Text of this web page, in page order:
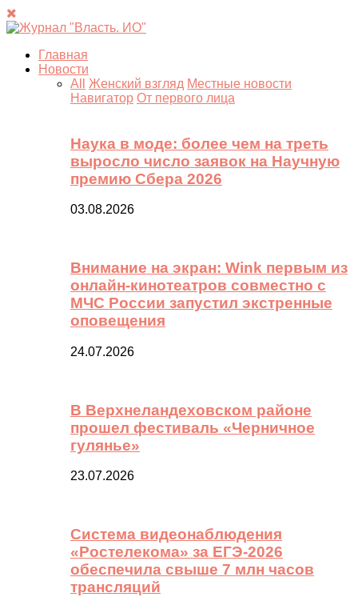
Главная
Новости
All
Женский взгляд Местные новости
Навигатор От первого лица
Наука в моде: более чем на треть
выросло число заявок на Научную
премию Сбера 2026
03.08.2026
Внимание на экран: Wink первым из
онлайн-кинотеатров совместно с
МЧС России запустил экстренные
оповещения
24.07.2026
В Верхнеландеховском районе
прошел фестиваль «Черничное
гулянье»
23.07.2026
Система видеонаблюдения
«Ростелекома» за ЕГЭ-2026
обеспечила свыше 7 млн часов
трансляций